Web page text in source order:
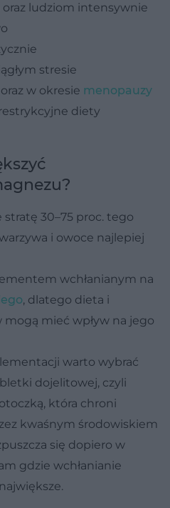
ludziom intensywnie
stresie
w okresie menopauzy
diety
30–75 proc. tego
i owoce najlepiej
wchłanianym na
, dlatego dieta i
mogą mieć wpływ na jego
warto wybrać
dojelitowej, czyli
która chroni
kwaśnym środowiskiem
się dopiero w
gdzie wchłanianie